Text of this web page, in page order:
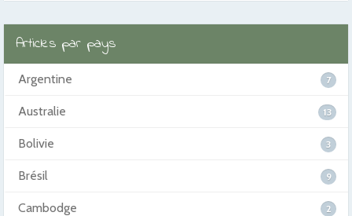
Articles par pays
Argentine 7
Australie 13
Bolivie 3
Brésil 9
Cambodge 2